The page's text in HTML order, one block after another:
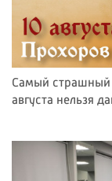
Самый страшный
августа нельзя